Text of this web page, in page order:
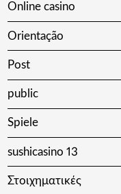
Online casino
Orientação
Post
public
Spiele
sushicasino 13
Στοιχηματικές